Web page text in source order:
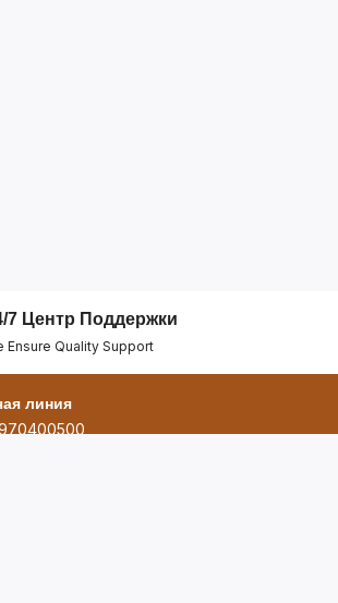
7 Центр Поддержки
Ensure Quality Support
линия